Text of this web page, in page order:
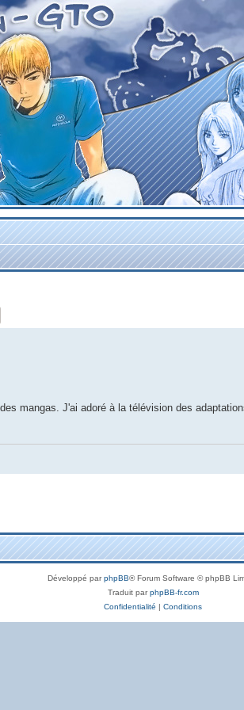
mangas. J'ai adoré à la télévision des
Développé parphpBB® Forum Software © phpBB
Traduit parphpBB-fr.com
Confidentialité | Conditions